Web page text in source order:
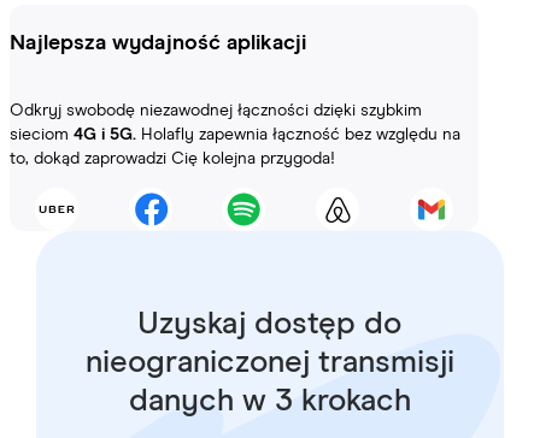
Najlepsza wydajność aplikacji
Odkryj swobodę niezawodnej łączności dzięki szybkim
sieciom 4G i 5G. Holafly zapewnia łączność bez względu na
to, dokąd zaprowadzi Cię kolejna przygoda!
Uzyskaj dostęp do
nieograniczonej transmisji
danych w 3 krokach